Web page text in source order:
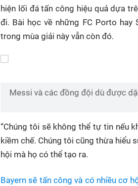
hiện lối đá tấn công hiệu quả dựa
đi. Bài học về những FC Porto hay
trong mùa giải này vẫn còn đó.
Messi và các đồng đội dù được
“Chúng tôi sẽ không thể tự tin nếu
kiềm chế. Chúng tôi cũng thừa hiểu
hội mà họ có thể tạo ra.
Bayern sẽ tấn công và có nhiều cơ